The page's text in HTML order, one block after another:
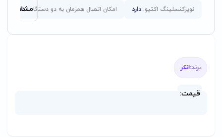
نویزکنسلینگ اکتیو: دارد امکان اتصال همزمان به دو دستگاه : دارد
مشاهده
برند:انکر
قیمت: